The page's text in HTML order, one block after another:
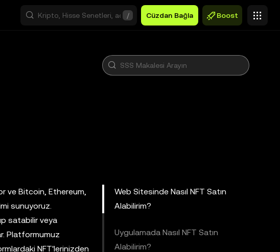
/ Cüzdan Bağla Boost
ve Bitcoin, Ethereum,
sunuyoruz.
satabilir veya
Platformumuz
NFT'lerinizden
Web Sitesinde Nasıl NFT Satın
Alabilirim?
Uygulamada Nasıl NFT Satın
Alabilirim?